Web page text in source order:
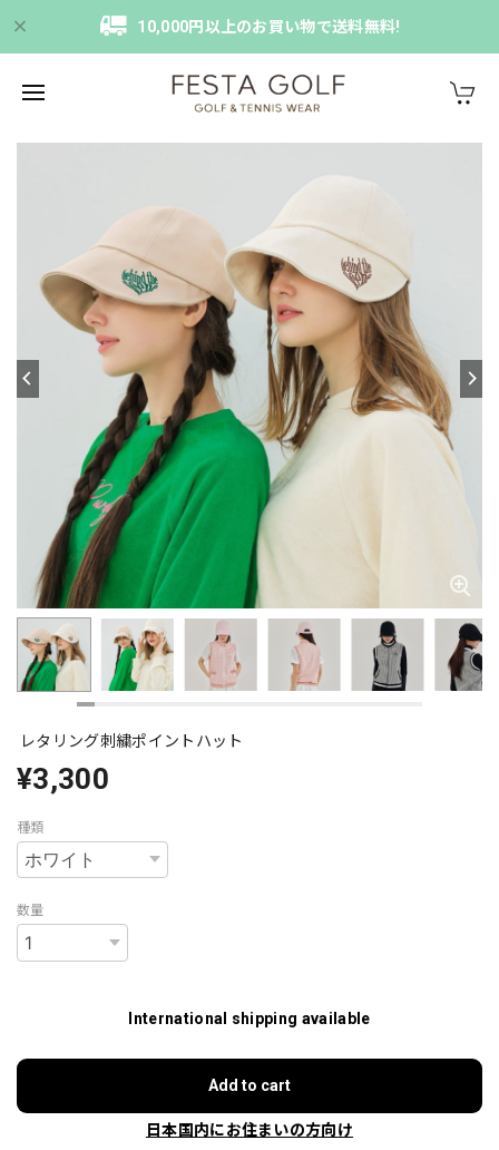
10,000円以上のお買い物で送料無料!
レタリング刺繍ポイントハット
¥3,300
種類
数量
International shipping available
Add to cart
日本国内にお住まいの方向け